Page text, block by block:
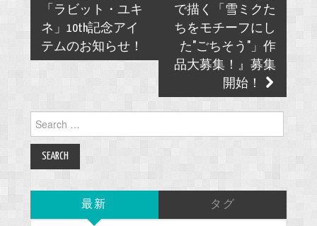
「ラビット・ユキ
ネ」10th記念アイ
テムのお知らせ！
で描く「雪ミクた
ちをモチーフにし
た"ごちそう"」作
品大募集！』募集
開始！
for:
最新 タグ